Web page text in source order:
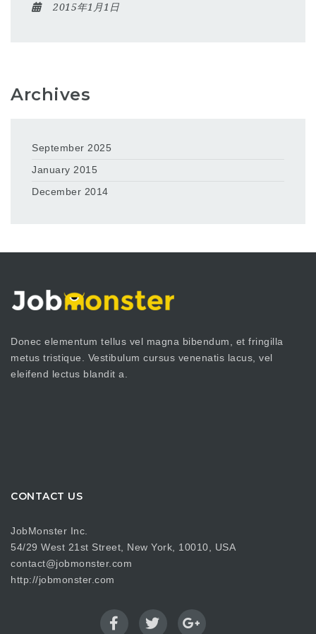
2015年1月1日
Archives
September 2025
January 2015
December 2014
Donec elementum tellus vel magna bibendum, et fringilla
metus tristique. Vestibulum cursus venenatis lacus, vel
eleifend lectus blandit a.
CONTACT US
JobMonster Inc.
54/29 West 21st Street, New York, 10010, USA
contact@jobmonster.com
http://jobmonster.com